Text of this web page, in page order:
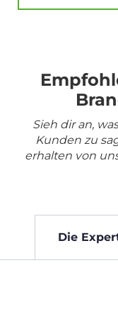
Sieh dir an,
Kunden zu
erhalten von
Die